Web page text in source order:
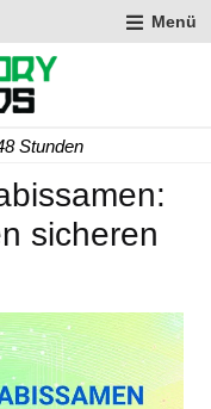
Menü
Stunden
sicheren